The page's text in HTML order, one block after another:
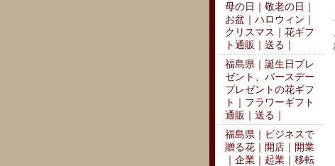
母の日｜敬老の日｜
お盆｜ハロウィン｜
クリスマス｜花ギフ
ト通販｜送る｜
福島県｜誕生日プレ
ゼント、バースデー
プレゼントの花ギフ
ト｜フラワーギフト
通販｜送る｜
福島県｜ビジネスで
贈る花｜開店｜開業
｜企業｜起業｜移転